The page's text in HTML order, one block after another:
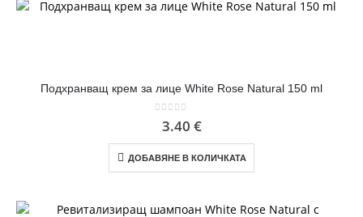
Подхранващ крем за лице White Rose Natural 150 ml
out of 5
3.40 €
ДОБАВЯНЕ В КОЛИЧКАТА